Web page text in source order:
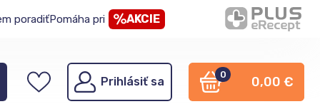
poradiťPomáha pri AKCIE
Prihlásiť sa
0 0,00 €